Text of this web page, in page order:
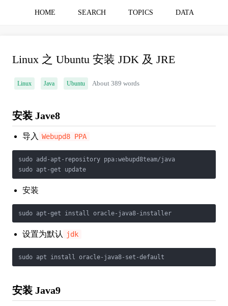
HOME SEARCH TOPICS DATA
Linux 之 Ubuntu 安装 JDK 及 JRE
Linux Java Ubuntu About 389 words
安装 Jave8
导入 Webupd8 PPA
sudo add-apt-repository ppa:webupd8team/java
sudo apt-get update
安装
sudo apt-get install oracle-java8-installer
设置为默认 jdk
sudo apt install oracle-java8-set-default
安装 Java9